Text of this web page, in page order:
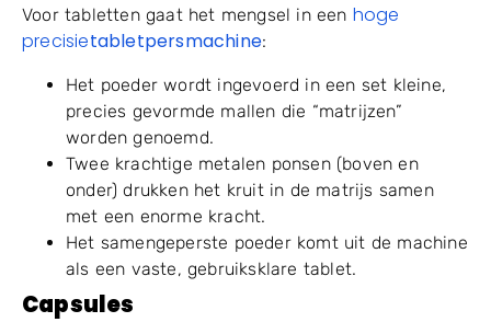
Voor tabletten gaat het mengsel in een hoge
precisietabletpersmachine:
Het poeder wordt ingevoerd in een set kleine,
precies gevormde mallen die “matrijzen”
worden genoemd.
Twee krachtige metalen ponsen (boven en
onder) drukken het kruit in de matrijs samen
met een enorme kracht.
Het samengeperste poeder komt uit de machine
als een vaste, gebruiksklare tablet.
Capsules